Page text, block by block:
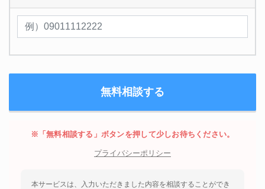
※「無料相談する」ボタンを押して少しお待ちください。
プライバシーポリシー
本サービスは、入力いただきました内容を相談することができ